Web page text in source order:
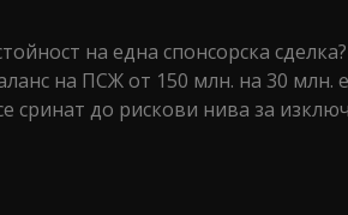
на една спонсорска
на ПСЖ от 150 млн. на 30 млн.
сринат до рискови нива за